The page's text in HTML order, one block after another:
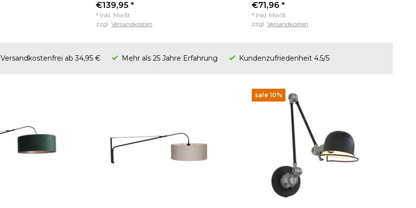
€139,95 *
* Inkl. MwSt.
zzgl. Versandkosten
€71,96 *
* Inkl. MwSt.
zzgl. Versandkosten
Versandkostenfrei ab 34,95 € Mehr als 25 Jahre Erfahrung Kundenzufriedenheit 4.5/5
sale 10%